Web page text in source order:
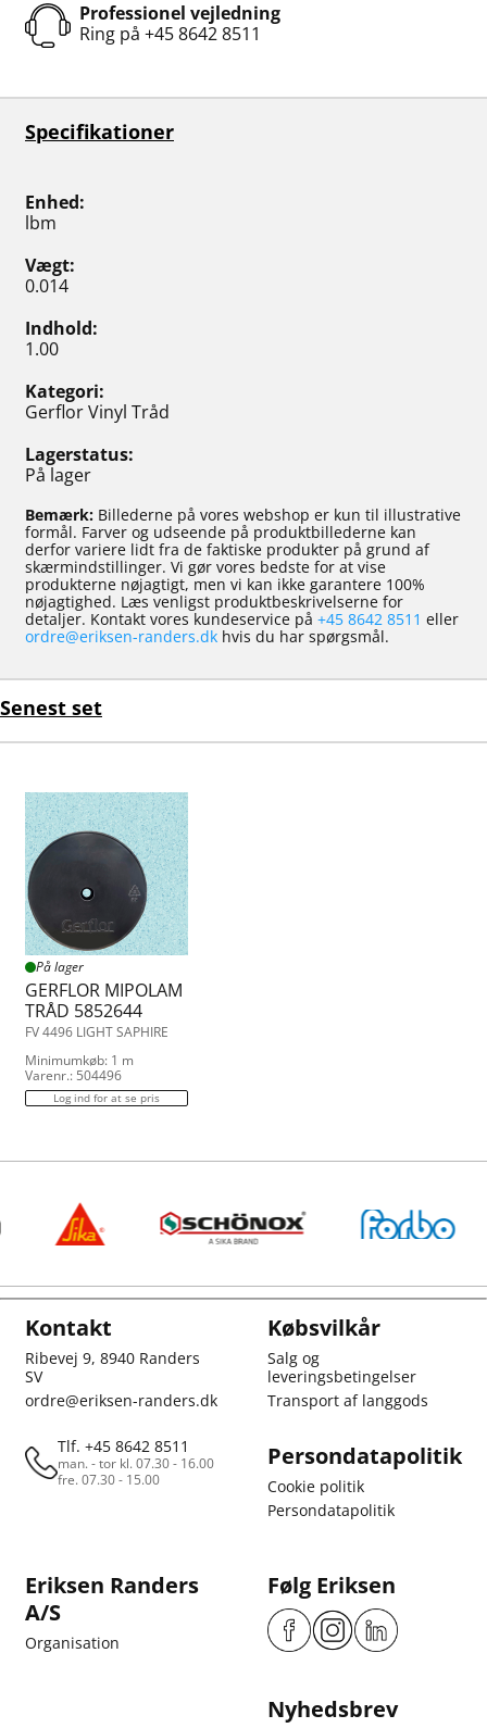
Professionel vejledning
Ring på +45 8642 8511
Specifikationer
Enhed
lbm
Vægt
0.014
Indhold
1.00
Kategori
Gerflor Vinyl Tråd
Lagerstatus
På lager
Bemærk: Billederne på vores webshop er kun til illustrative
formål. Farver og udseende på produktbillederne kan
derfor variere lidt fra de faktiske produkter på grund af
skærmindstillinger. Vi gør vores bedste for at vise
produkterne nøjagtigt, men vi kan ikke garantere 100%
nøjagtighed. Læs venligst produktbeskrivelserne for
detaljer. Kontakt vores kundeservice på +45 8642 8511 eller
ordre@eriksen-randers.dk hvis du har spørgsmål.
Senest set
På lager
GERFLOR MIPOLAM
TRÅD 5852644
FV 4496 LIGHT SAPHIRE
Minimumkøb: 1 m
Varenr.: 504496
Log ind for at se pris
Kontakt
Ribevej 9, 8940 Randers
SV
ordre@eriksen-randers.dk
Tlf. +45 8642 8511
man. - tor kl. 07.30 - 16.00
fre. 07.30 - 15.00
Købsvilkår
Salg og
leveringsbetingelser
Transport af langgods
Persondatapolitik
Cookie politik
Persondatapolitik
Eriksen Randers
A/S
Organisation
Følg Eriksen
Nyhedsbrev